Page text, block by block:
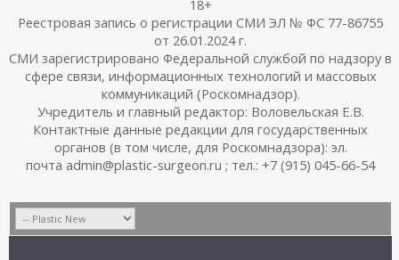
18+
Реестровая запись о регистрации СМИ ЭЛ № ФС 77-86755
от 26.01.2024 г.
СМИ зарегистрировано Федеральной службой по надзору в
сфере связи, информационных технологий и массовых
коммуникаций (Роскомнадзор).
Учредитель и главный редактор: Воловельская Е.В.
Контактные данные редакции для государственных
органов (в том числе, для Роскомнадзора): эл.
почта admin@plastic-surgeon.ru ; тел.: +7 (915) 045-66-54